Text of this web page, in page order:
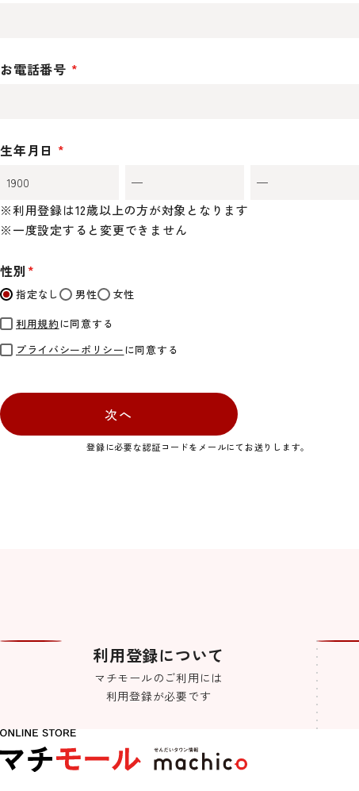
お電話番号
生年月日
※利用登録は12歳以上の方が対象となります
※一度設定すると変更できません
性別
指定なし 男性
女性
利用規約に同意する
プライバシーポリシーに同意する
次へ
登録に必要な認証コードをメールにてお送りします。
利用登録について
マチモールのご利用には
利用登録が必要です